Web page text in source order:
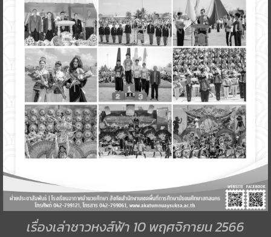
เรื่องเล่าชาวหงส์ฟ้า 10 พฤศจิกายน 2566